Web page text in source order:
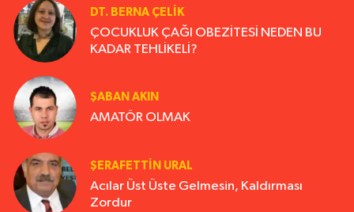
DT. BERNA ÇELIK
ÇOCUKLUK ÇAĞI OBEZİTESİ NEDEN BU
KADAR TEHLİKELİ?
ŞABAN AKIN
AMATÖR OLMAK
ŞERAFETTIN URAL
Acılar Üst Üste Gelmesin, Kaldırması
Zordur